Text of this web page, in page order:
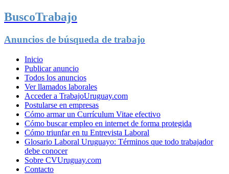
BuscoTrabajo
Anuncios de búsqueda de trabajo
Inicio
Publicar anuncio
Todos los anuncios
Ver llamados laborales
Acceder a TrabajoUruguay.com
Postularse en empresas
Cómo armar un Currículum Vitae efectivo
Cómo buscar empleo en internet de forma protegida
Cómo triunfar en tu Entrevista Laboral
Glosario Laboral Uruguayo: Términos que todo trabajador
debe conocer
Sobre CVUruguay.com
Contacto